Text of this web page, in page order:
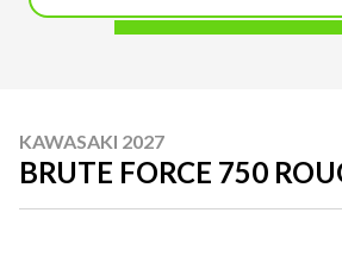
KAWASAKI 2027
BRUTE FORCE 750